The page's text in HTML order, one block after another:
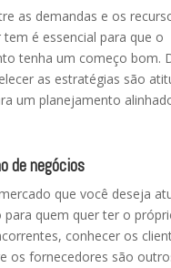
as demandas e os
é essencial para que o
tenha um começo bom.
as estratégias são
um planejamento
de negócios
que você deseja
para quem quer ter o
conhecer os
os fornecedores são